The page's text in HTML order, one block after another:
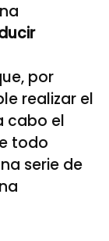
por
realizar el
cabo el
todo
serie de